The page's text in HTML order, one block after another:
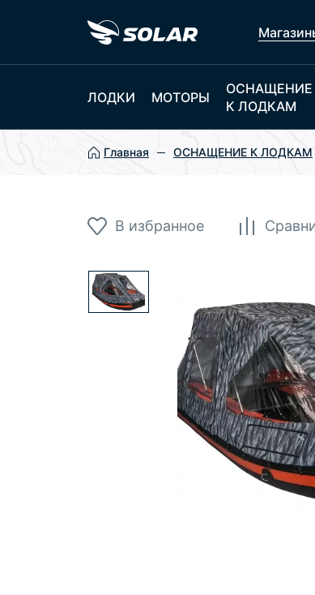
ЛОДКИ МОТОРЫ
ОСНАЩЕНИЕ
К ЛОДКАМ
Главная ОСНАЩЕНИЕ К ЛОДКАМ
В избранное